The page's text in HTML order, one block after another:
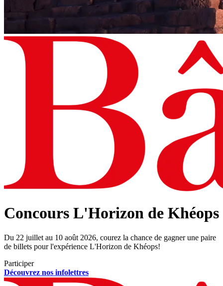
Concours L'Horizon de Khéops
Du 22 juillet au 10 août 2026, courez la chance de gagner une paire
de billets pour l'expérience L'Horizon de Khéops!
Participer
Découvrez nos infolettres